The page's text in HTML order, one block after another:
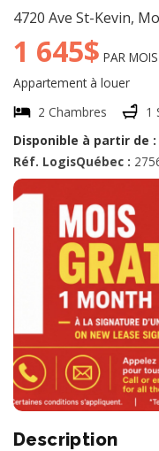
4720 Ave St-Kevin,
1 645$ PAR MOIS
Appartement à louer
2 Chambres
1
Disponible à partir de :
Réf. LogisQuébec :
Description